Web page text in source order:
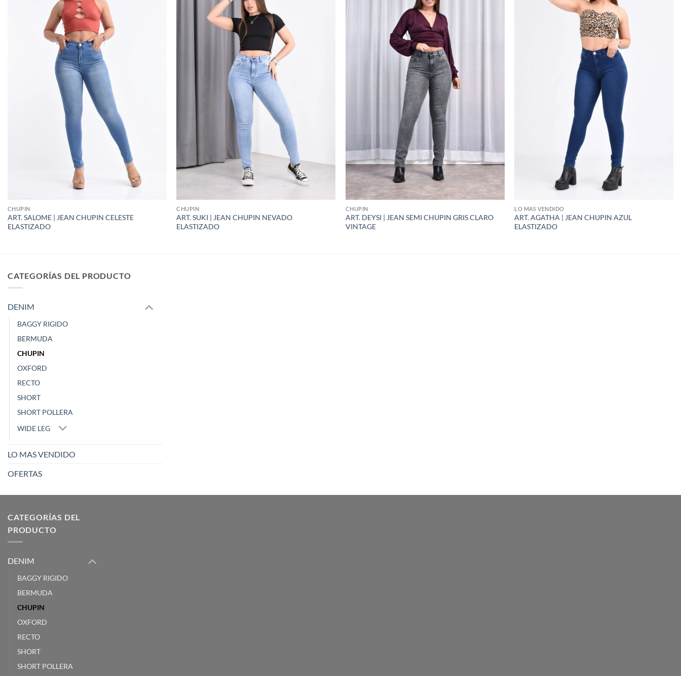
CHUPIN
ART. SALOME | JEAN CHUPIN CELESTE
ELASTIZADO
CHUPIN
ART. SUKI | JEAN CHUPIN NEVADO
ELASTIZADO
CHUPIN
ART. DEYSI | JEAN SEMI CHUPIN GRIS CLARO
VINTAGE
LO MAS VENDIDO
ART. AGATHA | JEAN CHUPIN AZUL
ELASTIZADO
CATEGORÍAS DEL PRODUCTO
DENIM
BAGGY RIGIDO
BERMUDA
CHUPIN
OXFORD
RECTO
SHORT
SHORT POLLERA
WIDE LEG
LO MAS VENDIDO
OFERTAS
CATEGORÍAS DEL
PRODUCTO
DENIM
BAGGY RIGIDO
BERMUDA
CHUPIN
OXFORD
RECTO
SHORT
SHORT POLLERA